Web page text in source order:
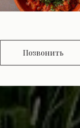
Позвонить